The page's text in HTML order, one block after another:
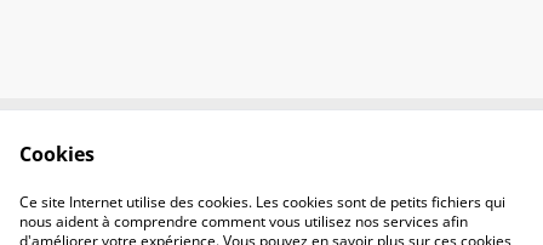
Politique de
confidentialité
Politique de cookies
Cookies
Ce site Internet utilise des cookies. Les cookies sont de petits fichiers qui
nous aident à comprendre comment vous utilisez nos services afin
d'améliorer votre expérience. Vous pouvez en savoir plus sur ces cookies